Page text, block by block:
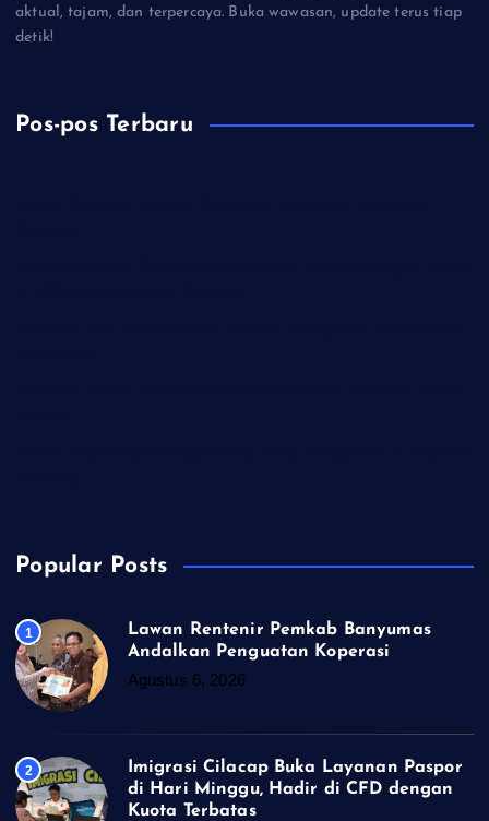
aktual, tajam, dan terpercaya. Buka wawasan, update terus tiap
detik!
Pos-pos Terbaru
Popular Posts
1
Lawan Rentenir Pemkab Banyumas
Andalkan Penguatan Koperasi
Agustus 6, 2026
2
Imigrasi Cilacap Buka Layanan Paspor
di Hari Minggu, Hadir di CFD dengan
Kuota Terbatas